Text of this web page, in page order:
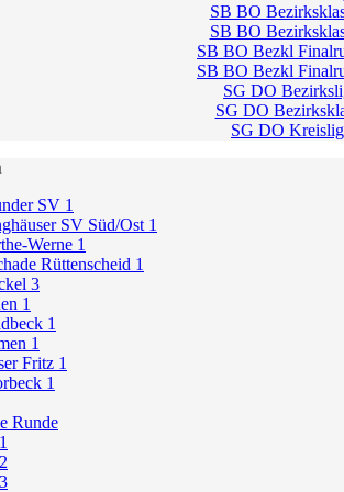
SB BO
SB BO
SB BO Bezkl
SB BO Bezkl
SG DO
SG DO
SG DO
SV 1
SV Süd/Ost 1
Werne 1
Rüttenscheid 1
3
1
1
1
Fritz 1
1
Runde